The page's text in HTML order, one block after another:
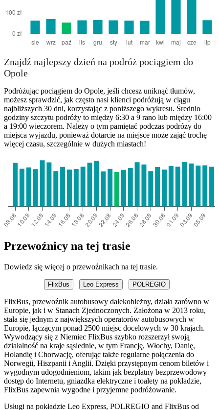
Znajdź najlepszy dzień na podróż pociągiem do
Opole
Podróżując pociągiem do Opole, jeśli chcesz uniknąć tłumów,
możesz sprawdzić, jak często nasi klienci podróżują w ciągu
najbliższych 30 dni, korzystając z poniższego wykresu. Średnio
godziny szczytu podróży to między 6:30 a 9 rano lub między 16:00
a 19:00 wieczorem. Należy o tym pamiętać podczas podróży do
miejsca wyjazdu, ponieważ dotarcie na miejsce może zająć trochę
więcej czasu, szczególnie w dużych miastach!
Przewoźnicy na tej trasie
Dowiedz się więcej o przewoźnikach na tej trasie.
FlixBus Leo Express POLREGIO
FlixBus, przewoźnik autobusowy dalekobieżny, działa zarówno w
Europie, jak i w Stanach Zjednoczonych. Założona w 2013 roku,
stała się jednym z największych operatorów autobusowych w
Europie, łączącym ponad 2500 miejsc docelowych w 30 krajach.
Wywodzący się z Niemiec FlixBus szybko rozszerzył swoją
działalność na kraje sąsiednie, w tym Francję, Włochy, Danię,
Holandię i Chorwację, oferując także regularne połączenia do
Norwegii, Hiszpanii i Anglii. Dzięki przystępnym cenom biletów i
wygodnym udogodnieniom, takim jak bezpłatny bezprzewodowy
dostęp do Internetu, gniazdka elektryczne i toalety na pokładzie,
FlixBus zapewnia wygodne i przyjemne podróżowanie.
Usługi na pokładzie Leo Express, POLREGIO and FlixBus od